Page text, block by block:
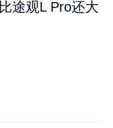
途观L Pro还大